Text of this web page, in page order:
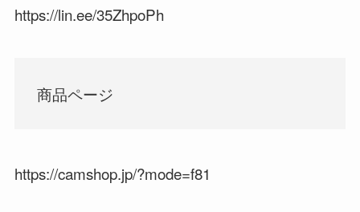
https://lin.ee/35ZhpoPh
商品ページ
https://camshop.jp/?mode=f81